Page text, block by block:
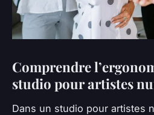
Comprendre
studio pour artistes
Dans un studio pour artistes